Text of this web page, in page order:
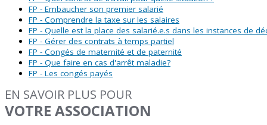
FP - Embaucher son premier salarié
FP - Comprendre la taxe sur les salaires
FP - Quelle est la place des salarié.e.s dans les instances de
FP - Gérer des contrats à temps partiel
FP - Congés de maternité et de paternité
FP - Que faire en cas d'arrêt maladie?
FP - Les congés payés
EN SAVOIR PLUS POUR
VOTRE ASSOCIATION